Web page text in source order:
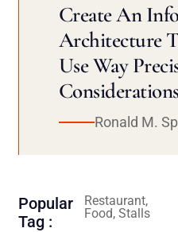
Create An
Architecture
Use Way
Ronald M.
Popular
Tag :
Restaurant,
Food, Stalls